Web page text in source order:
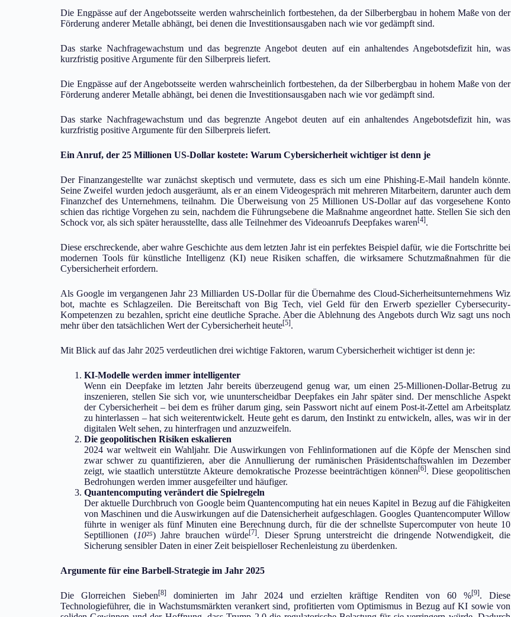
Die Engpässe auf der Angebotsseite werden wahrscheinlich fortbestehen, da der Silberbergbau in hohem Maße von der
Förderung anderer Metalle abhängt, bei denen die Investitionsausgaben nach wie vor gedämpft sind.
Das starke Nachfragewachstum und das begrenzte Angebot deuten auf ein anhaltendes Angebotsdefizit hin, was
kurzfristig positive Argumente für den Silberpreis liefert.
Die Engpässe auf der Angebotsseite werden wahrscheinlich fortbestehen, da der Silberbergbau in hohem Maße von der
Förderung anderer Metalle abhängt, bei denen die Investitionsausgaben nach wie vor gedämpft sind.
Das starke Nachfragewachstum und das begrenzte Angebot deuten auf ein anhaltendes Angebotsdefizit hin, was
kurzfristig positive Argumente für den Silberpreis liefert.
Ein Anruf, der 25 Millionen US-Dollar kostete: Warum Cybersicherheit wichtiger ist denn je
Der Finanzangestellte war zunächst skeptisch und vermutete, dass es sich um eine Phishing-E-Mail handeln könnte.
Seine Zweifel wurden jedoch ausgeräumt, als er an einem Videogespräch mit mehreren Mitarbeitern, darunter auch dem
Finanzchef des Unternehmens, teilnahm. Die Überweisung von 25 Millionen US-Dollar auf das vorgesehene Konto
schien das richtige Vorgehen zu sein, nachdem die Führungsebene die Maßnahme angeordnet hatte. Stellen Sie sich den
Schock vor, als sich später herausstellte, dass alle Teilnehmer des Videoanrufs Deepfakes waren[4].
Diese erschreckende, aber wahre Geschichte aus dem letzten Jahr ist ein perfektes Beispiel dafür, wie die Fortschritte bei
modernen Tools für künstliche Intelligenz (KI) neue Risiken schaffen, die wirksamere Schutzmaßnahmen für die
Cybersicherheit erfordern.
Als Google im vergangenen Jahr 23 Milliarden US-Dollar für die Übernahme des Cloud-Sicherheitsunternehmens Wiz
bot, machte es Schlagzeilen. Die Bereitschaft von Big Tech, viel Geld für den Erwerb spezieller Cybersecurity-
Kompetenzen zu bezahlen, spricht eine deutliche Sprache. Aber die Ablehnung des Angebots durch Wiz sagt uns noch
mehr über den tatsächlichen Wert der Cybersicherheit heute[5].
Mit Blick auf das Jahr 2025 verdeutlichen drei wichtige Faktoren, warum Cybersicherheit wichtiger ist denn je:
KI-Modelle werden immer intelligenter
Wenn ein Deepfake im letzten Jahr bereits überzeugend genug war, um einen 25-Millionen-Dollar-Betrug zu
inszenieren, stellen Sie sich vor, wie ununterscheidbar Deepfakes ein Jahr später sind. Der menschliche Aspekt
der Cybersicherheit – bei dem es früher darum ging, sein Passwort nicht auf einem Post-it-Zettel am Arbeitsplatz
zu hinterlassen – hat sich weiterentwickelt. Heute geht es darum, den Instinkt zu entwickeln, alles, was wir in der
digitalen Welt sehen, zu hinterfragen und anzuzweifeln.
Die geopolitischen Risiken eskalieren
2024 war weltweit ein Wahljahr. Die Auswirkungen von Fehlinformationen auf die Köpfe der Menschen sind
zwar schwer zu quantifizieren, aber die Annullierung der rumänischen Präsidentschaftswahlen im Dezember
zeigt, wie staatlich unterstützte Akteure demokratische Prozesse beeinträchtigen können[6]. Diese geopolitischen
Bedrohungen werden immer ausgefeilter und häufiger.
Quantencomputing verändert die Spielregeln
Der aktuelle Durchbruch von Google beim Quantencomputing hat ein neues Kapitel in Bezug auf die Fähigkeiten
von Maschinen und die Auswirkungen auf die Datensicherheit aufgeschlagen. Googles Quantencomputer Willow
führte in weniger als fünf Minuten eine Berechnung durch, für die der schnellste Supercomputer von heute 10
Septillionen (10²⁵) Jahre brauchen würde[7]. Dieser Sprung unterstreicht die dringende Notwendigkeit, die
Sicherung sensibler Daten in einer Zeit beispielloser Rechenleistung zu überdenken.
Argumente für eine Barbell-Strategie im Jahr 2025
Die Glorreichen Sieben[8]dominierten im Jahr 2024 und erzielten kräftige Renditen von 60 %[9]. Diese
Technologieführer, die in Wachstumsmärkten verankert sind, profitierten vom Optimismus in Bezug auf KI sowie von